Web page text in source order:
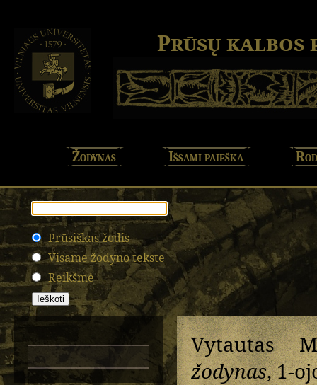
Prūsų kalbos
Žodynas Išsami paieška
Prūsiškas žodis
Visame žodyno tekste
Reikšmė
Vytautas
žodynas, 1-